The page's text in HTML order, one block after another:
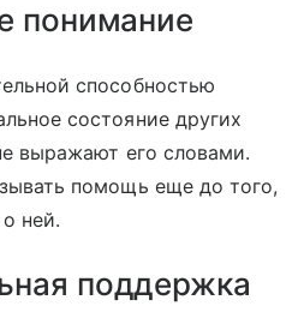
понимание
способностью
состояние других
выражают его словами.
помощь еще до того,
ней.
поддержка